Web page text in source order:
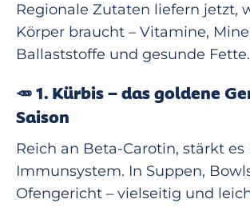
Regionale Zutaten liefern jetzt,
Körper braucht – Vitamine,
Ballaststoffe und gesunde Fette.
🥕1. Kürbis – das goldene
Saison
Reich an Beta-Carotin, stärkt
Immunsystem. In Suppen,
Ofengericht – vielseitig und